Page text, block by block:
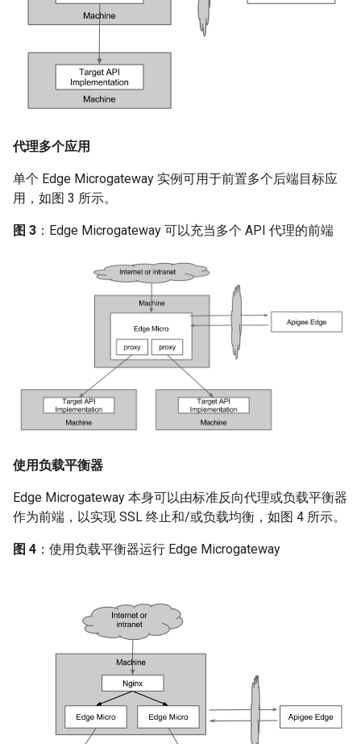
代理多个应用
单个 Edge Microgateway 实例可用于前置多个后端目标应
用，如图 3 所示。
图 3 ：Edge Microgateway 可以充当多个 API 代理的前端
使用负载平衡器
Edge Microgateway 本身可以由标准反向代理或负载平衡器
作为前端，以实现 SSL 终止和/或负载均衡，如图 4 所示。
图 4 ：使用负载平衡器运行 Edge Microgateway